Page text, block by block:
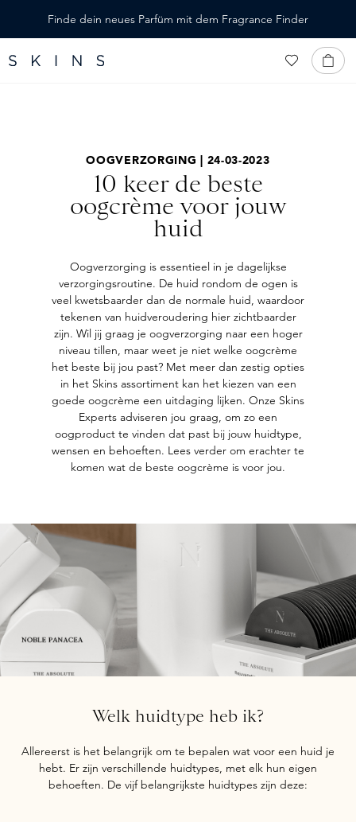
SPRINGENFinde dein neues Parfüm mit dem Fragrance Finder
OOGVERZORGING | 24-03-2023
10 keer de beste
oogcrème voor jouw
huid
Oogverzorging is essentieel in je dagelijkse
verzorgingsroutine. De huid rondom de ogen is
veel kwetsbaarder dan de normale huid, waardoor
tekenen van huidveroudering hier zichtbaarder
zijn. Wil jij graag je oogverzorging naar een hoger
niveau tillen, maar weet je niet welke oogcrème
het beste bij jou past? Met meer dan zestig opties
in het Skins assortiment kan het kiezen van een
goede oogcrème een uitdaging lijken. Onze Skins
Experts adviseren jou graag, om zo een
oogproduct te vinden dat past bij jouw huidtype,
wensen en behoeften. Lees verder om erachter te
komen wat de beste oogcrème is voor jou.
Welk huidtype heb ik?
Allereerst is het belangrijk om te bepalen wat voor een huid je
hebt. Er zijn verschillende huidtypes, met elk hun eigen
behoeften. De vijf belangrijkste huidtypes zijn deze: